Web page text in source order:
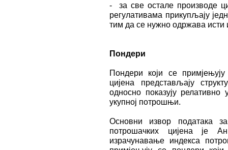
- за све остале производе
регулативама прикупљају
тим да се нужно одржава
Пондери
Пондери који се
цијена представљају
односно показују
укупној потрошњи.
Основни извор података
потрошачких цијена је
израчунавање индекса